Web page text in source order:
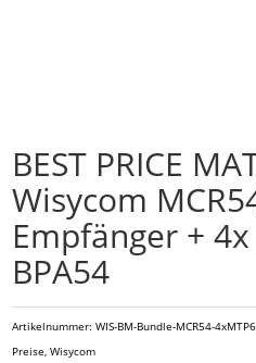
BEST PRICE
Wisycom
Empfänger +
BPA54
Artikelnummer:WIS-BM-Bundle-MCR54-
Preise,Wisycom